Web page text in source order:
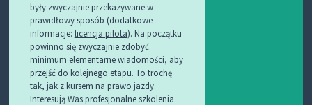
były zwyczajnie przekazywane w
prawidłowy sposób (dodatkowe
informacje: licencja pilota). Na początku
powinno się zwyczajnie zdobyć
minimum elementarne wiadomości, aby
przejść do kolejnego etapu. To trochę
tak, jak z kursem na prawo jazdy.
Interesują Was profesjonalne szkolenia